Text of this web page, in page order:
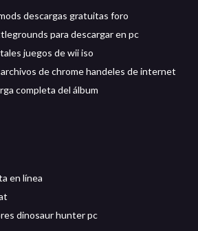
descargas gratuitas foro
para descargar en pc
juegos de wii iso
de chrome handeles de internet
completa del álbum
en línea
dinosaur hunter pc